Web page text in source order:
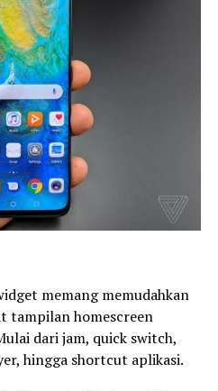
memang memudahkan
tampilan homescreen
dari jam, quick switch,
hingga shortcut aplikasi.